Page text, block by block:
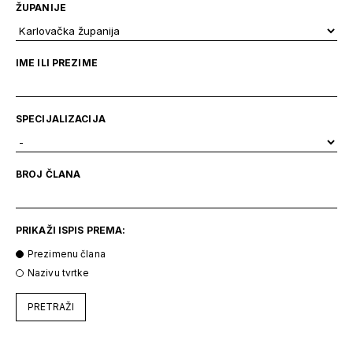
ŽUPANIJE
IME ILI PREZIME
SPECIJALIZACIJA
BROJ ČLANA
PRIKAŽI ISPIS PREMA:
Prezimenu člana
Nazivu tvrtke
PRETRAŽI